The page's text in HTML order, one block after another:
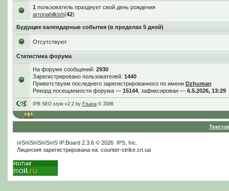
1 пользователь празднует свой день рождения
arronahilkish(42)
Будущие календарные события (в пределах 5 дней)
Отсутствуют
Статистика форума
На форуме сообщений: 2930
Зарегистрировано пользователей: 1440
Приветствуем последнего зарегистрированного по имени Dzhuman
Рекорд посещаемости форума — 15144, зафиксирован — 6.5.2026, 13:29
IPB SEO style v2.2 by Fisana© 2006
пїЅпїЅпїЅпїЅпїЅ IP.Board2.3.6 © 2026 IPS, Inc
Лицензия зарегистрирована на: counter-strike.cn.ua